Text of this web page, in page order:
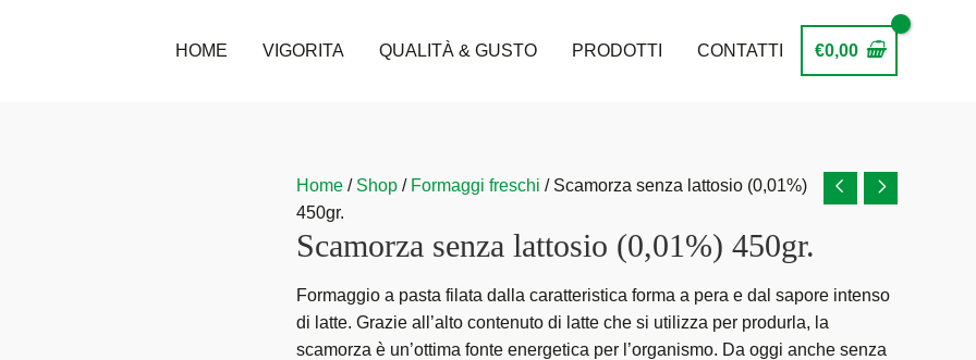
HOME VIGORITA QUALITÀ & GUSTO PRODOTTI CONTATTI €0,00
Home / Shop / Formaggi freschi / Scamorza senza lattosio (0,01%)
450gr.
Scamorza senza lattosio (0,01%) 450gr.
Formaggio a pasta filata dalla caratteristica forma a pera e dal sapore intenso
di latte. Grazie all’alto contenuto di latte che si utilizza per produrla, la
scamorza è un’ottima fonte energetica per l’organismo. Da oggi anche senza
Scamorza
senza
lattosio
450gr.
quantità